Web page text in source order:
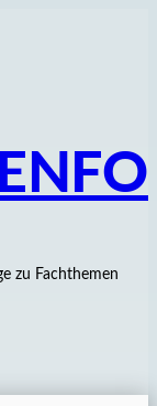
zu Fachthemen